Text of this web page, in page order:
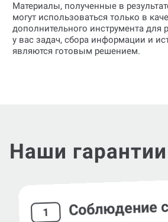
Материалы, полученные в
могут использоваться только в
дополнительного инструмента
у вас задач, сбора информации и
являются готовым решением.
Наши гарантии
1 Соблюдение